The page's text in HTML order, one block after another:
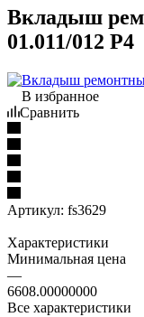
Вкладыш
01.011/012 Р4
В избранное
Сравнить
Артикул: fs3629
Характеристики
Минимальная цена
—
6608.00000000
Все характеристики